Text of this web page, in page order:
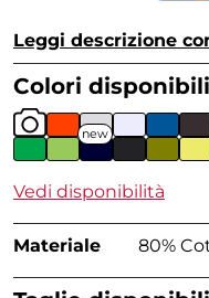
Leggi descrizione
Colori disponibili
new
Vedi disponibilità
Materiale 80%